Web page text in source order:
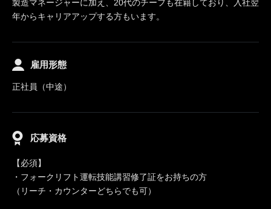
製造マネージャーに加え、20代のチーフも在籍しており、入社翌
年からキャリアアップする方もいます。
雇用形態
正社員（中途）
応募資格
【必須】
・フォークリフト運転技能講習修了証をお持ちの方
（リーチ・カウンターどちらでも可）